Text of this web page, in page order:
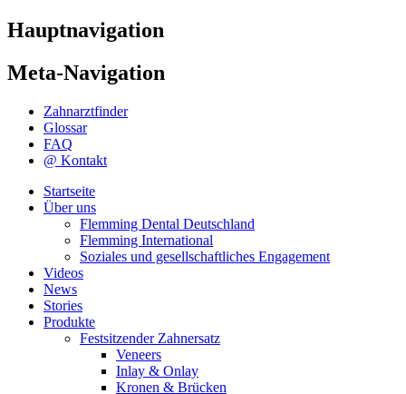
Hauptnavigation
Meta-Navigation
Zahnarztfinder
Glossar
FAQ
@ Kontakt
Startseite
Über uns
Flemming Dental Deutschland
Flemming International
Soziales und gesellschaftliches Engagement
Videos
News
Stories
Produkte
Festsitzender Zahnersatz
Veneers
Inlay & Onlay
Kronen & Brücken